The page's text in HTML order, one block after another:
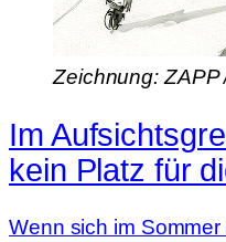
Zeichnung: ZAPP
Im
kein Platz für
Wenn sich im